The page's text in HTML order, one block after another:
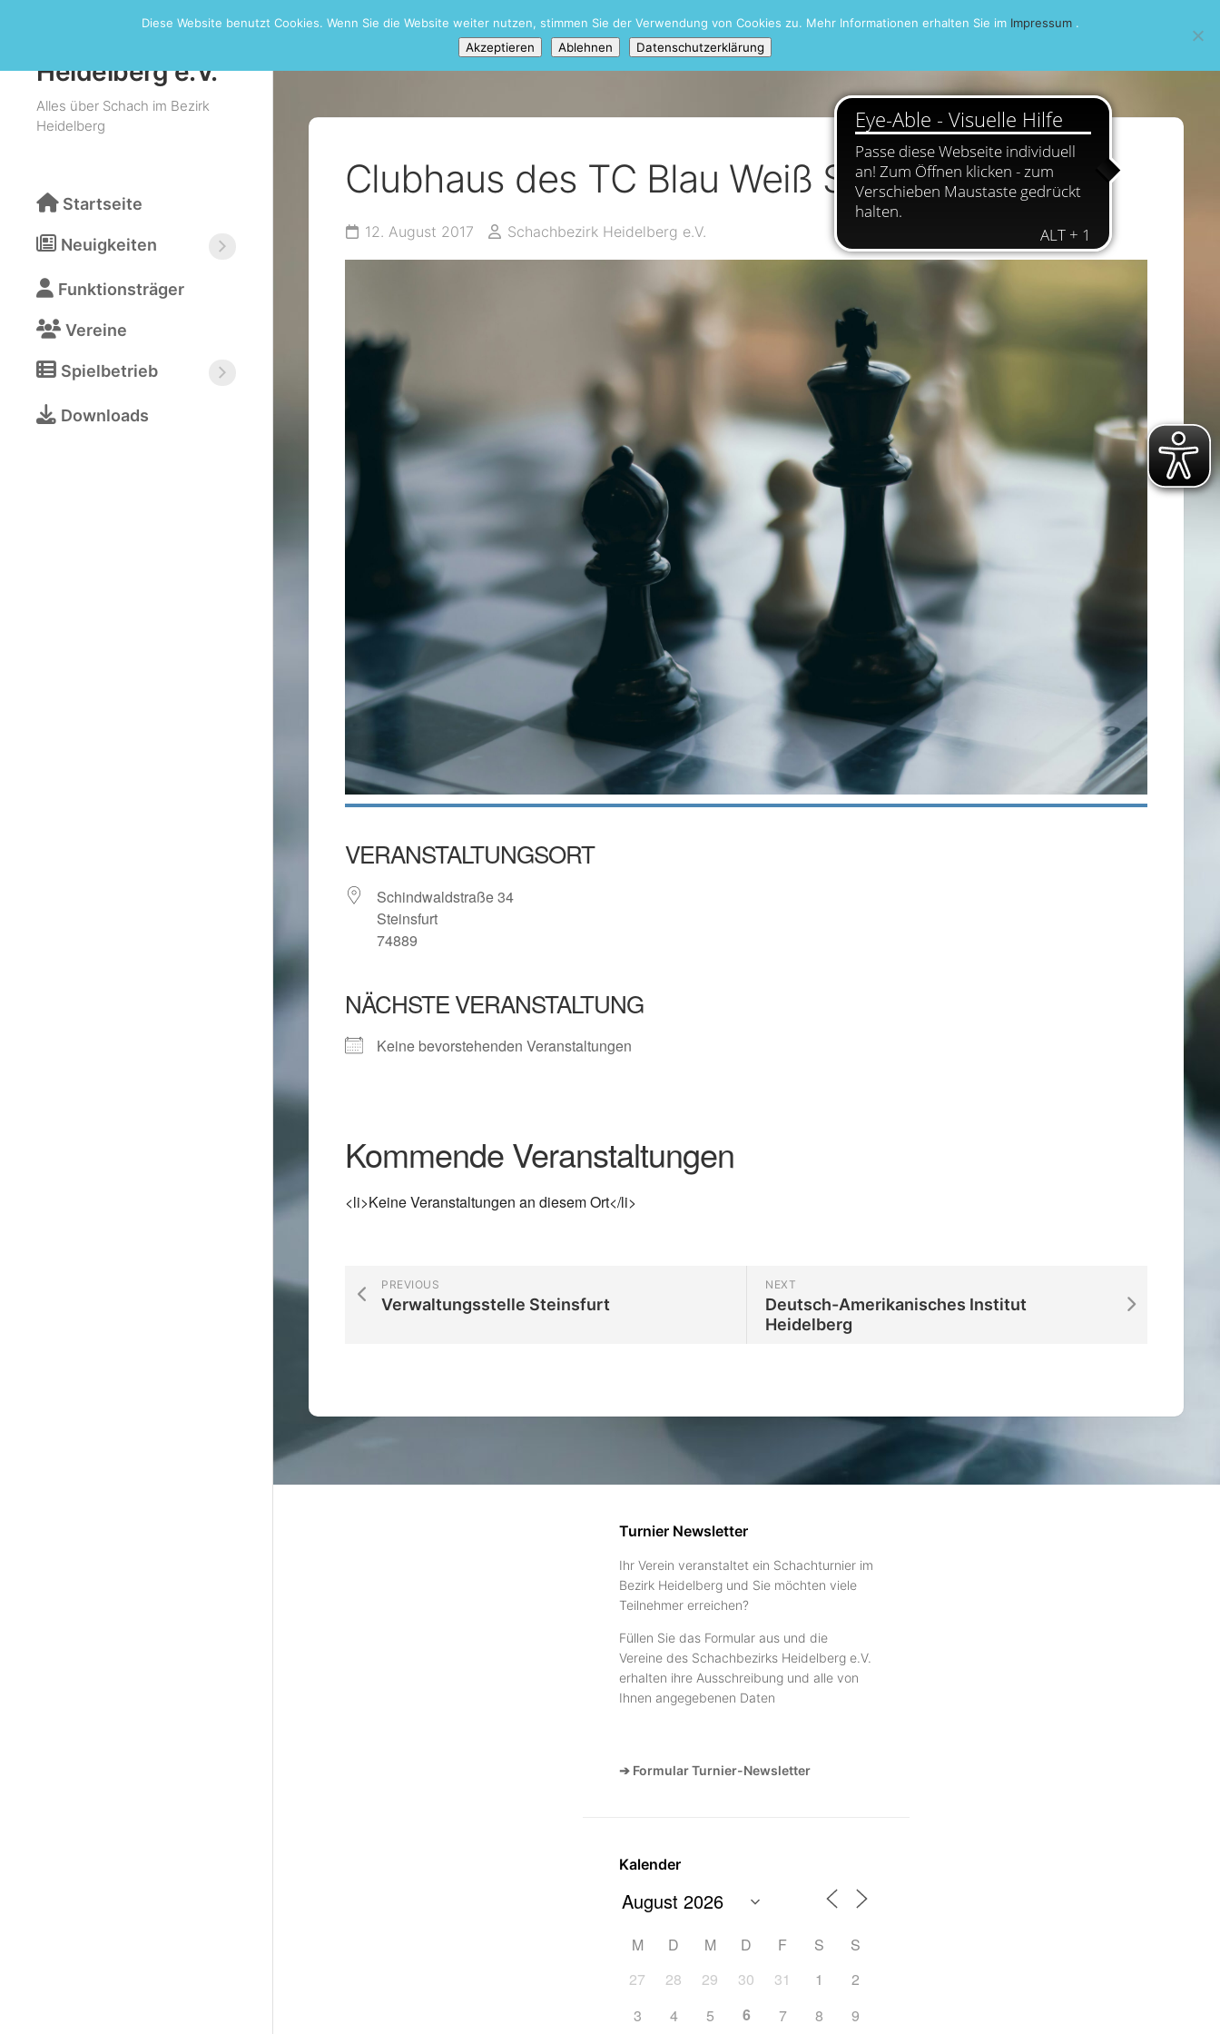
Heidelberg e.V.
Alles über Schach im Bezirk
Heidelberg
Startseite
Neuigkeiten
Funktionsträger
Vereine
Spielbetrieb
Bezirksjugendturniere
Schulschachturniere
Kalender
Downloads
Clubhaus des TC Blau Weiß Steinsfurt
12. August 2017 Schachbezirk Heidelberg e.V.
VERANSTALTUNGSORT
Schindwaldstraße 34
Steinsfurt
74889
NÄCHSTE VERANSTALTUNG
Keine bevorstehenden Veranstaltungen
Kommende Veranstaltungen
<li>Keine Veranstaltungen an diesem Ort</li>
NEXT
Deutsch-Amerikanisches Institut
Heidelberg
PREVIOUS
Verwaltungsstelle Steinsfurt
Turnier Newsletter
Ihr Verein veranstaltet ein Schachturnier im
Bezirk Heidelberg und Sie möchten viele
Teilnehmer erreichen?
Füllen Sie das Formular aus und die
Vereine des Schachbezirks Heidelberg e.V.
erhalten ihre Ausschreibung und alle von
Ihnen angegebenen Daten
➔ Formular Turnier-Newsletter
Kalender
M D M D F S
S
27
28 29 30 31 1
2
3
4 5 6 7 8
9
Diese Website benutzt Cookies. Wenn Sie die Website weiter nutzen, stimmen Sie der Verwendung von Cookies zu. Mehr Informationen erhalten Sie im Impressum .
Akzeptieren
Ablehnen Datenschutzerklärung